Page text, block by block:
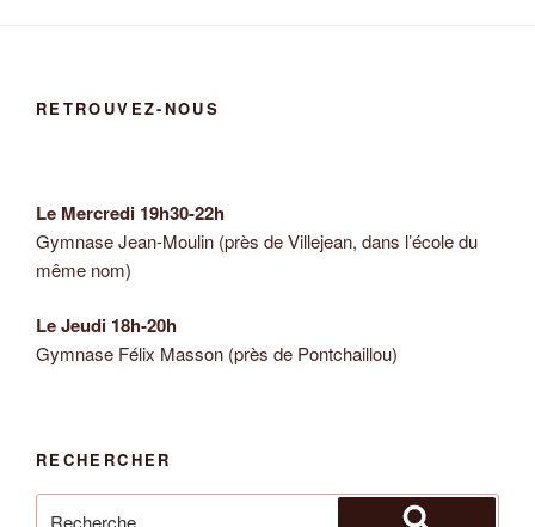
RETROUVEZ-NOUS
Le Mercredi 19h30-22h
Gymnase Jean-Moulin (près de Villejean, dans l’école du
même nom)
Le Jeudi 18h-20h
Gymnase Félix Masson (près de Pontchaillou)
RECHERCHER